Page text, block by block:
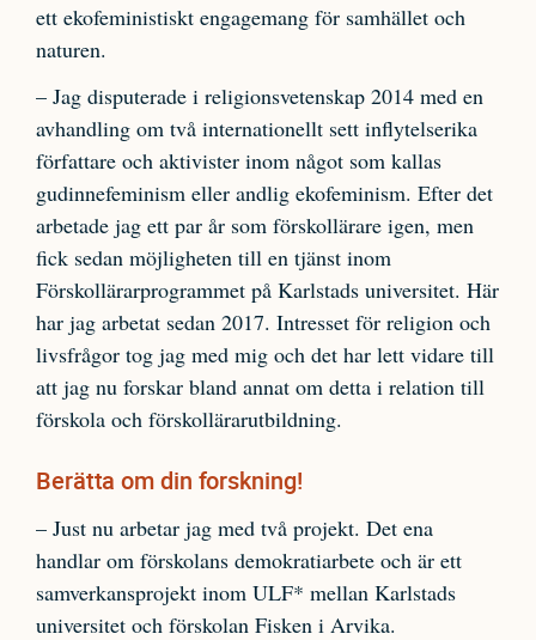
ett ekofeministiskt engagemang för samhället och
naturen.
– Jag disputerade i religionsvetenskap 2014 med en
avhandling om två internationellt sett inflytelserika
författare och aktivister inom något som kallas
gudinnefeminism eller andlig ekofeminism. Efter det
arbetade jag ett par år som förskollärare igen, men
fick sedan möjligheten till en tjänst inom
Förskollärarprogrammet på Karlstads universitet. Här
har jag arbetat sedan 2017. Intresset för religion och
livsfrågor tog jag med mig och det har lett vidare till
att jag nu forskar bland annat om detta i relation till
förskola och förskollärarutbildning.
Berätta om din forskning!
– Just nu arbetar jag med två projekt. Det ena
handlar om förskolans demokratiarbete och är ett
samverkansprojekt inom ULF* mellan Karlstads
universitet och förskolan Fisken i Arvika.